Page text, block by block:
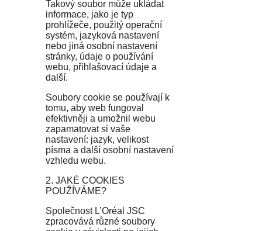
Takový soubor může ukládat
informace, jako je typ
prohlížeče, použitý operační
systém, jazyková nastavení
nebo jiná osobní nastavení
stránky, údaje o používání
webu, přihlašovací údaje a
další.
Soubory cookie se používají k
tomu, aby web fungoval
efektivněji a umožnil webu
zapamatovat si vaše
nastavení: jazyk, velikost
písma a další osobní nastavení
vzhledu webu.
2. JAKÉ COOKIES
POUŽÍVÁME?
Společnost L’Oréal JSC
zpracovává různé soubory